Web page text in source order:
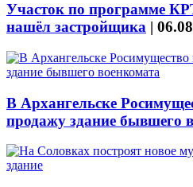
Участок по программе
нашёл застройщика |
В Архангельске
продажу здание бывшего